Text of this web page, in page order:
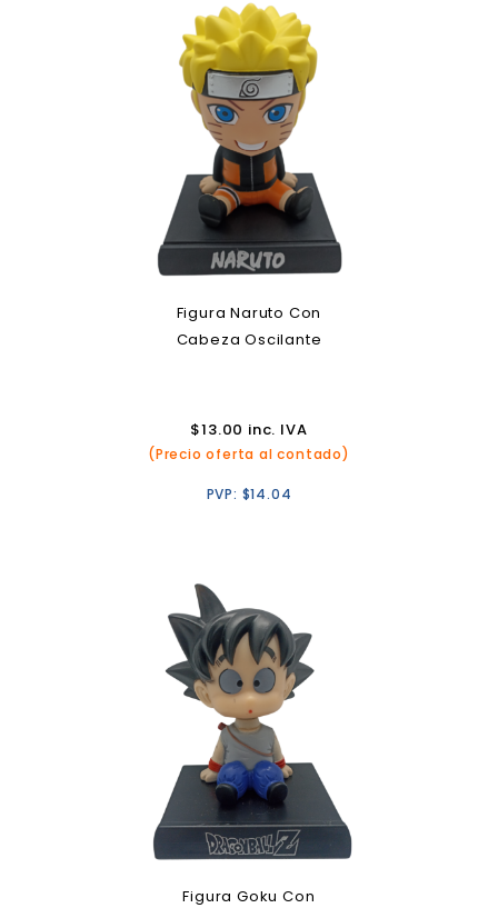
Figura Naruto Con
Cabeza Oscilante
$13.00 inc. IVA
(Precio oferta al contado)
PVP: $14.04
Figura Goku Con